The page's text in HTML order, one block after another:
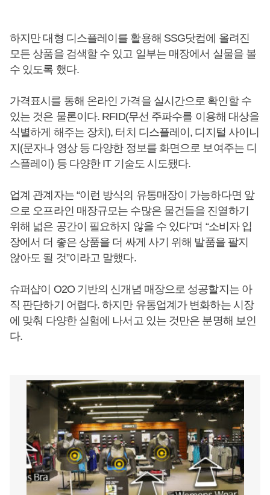
하지만 대형 디스플레이를 활용해 SSG닷컴에 올려진
모든 상품을 검색할 수 있고 일부는 매장에서 실물을 볼
수 있도록 했다.
가격표시를 통해 온라인 가격을 실시간으로 확인할 수
있는 것은 물론이다. RFID(무선 주파수를 이용해 대상을
식별하게 해주는 장치), 터치 디스플레이, 디지털 사이니
지(문자나 영상 등 다양한 정보를 화면으로 보여주는 디
스플레이) 등 다양한 IT 기술도 시도됐다.
업계 관계자는 “이런 방식의 유통매장이 가능하다면 앞
으로 오프라인 매장규모는 수많은 물건들을 진열하기
위해 넓은 공간이 필요하지 않을 수 있다”며 “소비자 입
장에서 더 좋은 상품을 더 싸게 사기 위해 발품을 팔지
않아도 될 것”이라고 말했다.
슈퍼샵이 O2O 기반의 신개념 매장으로 성공할지는 아
직 판단하기 어렵다. 하지만 유통업계가 변화하는 시장
에 맞춰 다양한 실험에 나서고 있는 것만은 분명해 보인
다.